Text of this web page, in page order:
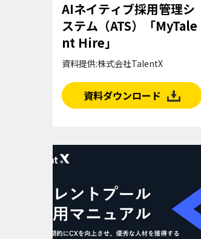
AIネイティブ採用管理シ
ステム（ATS）「MyTale
nt Hire」
資料提供:株式会社TalentX
資料ダウンロード